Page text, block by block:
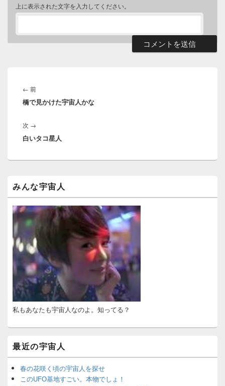
上に表示された文字を入力してください。
稿
ナ
ゲ
ー
シ
← 前
去
稿:
橋で見かけた宇宙人かな
次 →
の
白いタコ星人
イ
ン
サ
イ
ド
ー
ィ
ジ
ッ
ト
エ
ア
みんな宇宙人
私もあなたも宇宙人なのよ。知ってる？
最近の宇宙人
春の花咲く頃の宇宙人を探せ
このUFO基地すごい。本物でしょ！